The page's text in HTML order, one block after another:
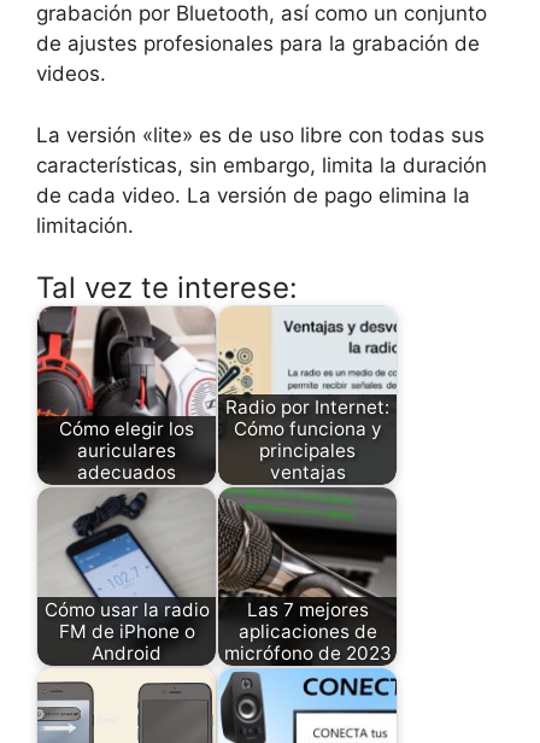
grabación por Bluetooth, así como un conjunto
de ajustes profesionales para la grabación de
videos.
La versión «lite» es de uso libre con todas sus
características, sin embargo, limita la duración
de cada video. La versión de pago elimina la
limitación.
Tal vez te interese:
Cómo elegir los
auriculares
adecuados
Radio por Internet:
Cómo funciona y
principales
ventajas
Cómo usar la radio
FM de iPhone o
Android
Las 7 mejores
aplicaciones de
micrófono de 2023